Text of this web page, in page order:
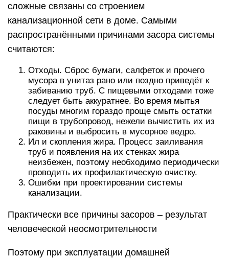
сложные связаны со строением
канализационной сети в доме. Самыми
распространёнными причинами засора системы
считаются:
Отходы. Сброс бумаги, салфеток и прочего
мусора в унитаз рано или поздно приведёт к
забиванию труб. С пищевыми отходами тоже
следует быть аккуратнее. Во время мытья
посуды многим гораздо проще смыть остатки
пищи в трубопровод, нежели вычистить их из
раковины и выбросить в мусорное ведро.
Ил и скопления жира. Процесс заиливания
труб и появления на их стенках жира
неизбежен, поэтому необходимо периодически
проводить их профилактическую очистку.
Ошибки при проектировании системы
канализации.
Практически все причины засоров – результат
человеческой неосмотрительности
Поэтому при эксплуатации домашней